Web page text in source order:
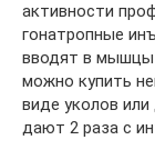
активности
гонатропные
вводят в мышцы
можно купить
виде уколов
дают 2 раза с